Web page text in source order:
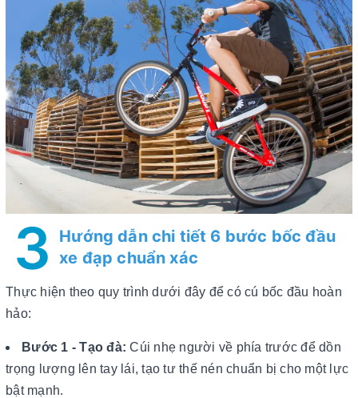
3
Hướng dẫn chi tiết 6 bước bốc đầu
xe đạp chuẩn xác
Thực hiện theo quy trình dưới đây để có cú bốc đầu hoàn
hảo:
Bước 1 - Tạo đà: Cúi nhẹ người về phía trước để dồn
trọng lượng lên tay lái, tạo tư thế nén chuẩn bị cho một lực
bật mạnh.